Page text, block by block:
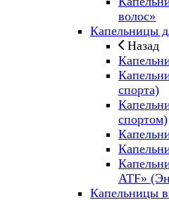
волос»
Капельницы
Назад
спорта)
спортом)
ATF»
Капельницы